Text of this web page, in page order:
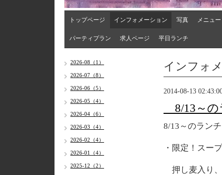
トップページ インフォメーション 写真 メニュー
パーティプラン 求人ページ 平日ランチ
インフォ
2014-08-13
8/13～の
8/13～のラン
・限定！スー
押し麦入り
2026-08（1）
2026-07（8）
2026-06（5）
2026-05（4）
2026-04（6）
2026-03（4）
2026-02（4）
2026-01（4）
2025-12（2）